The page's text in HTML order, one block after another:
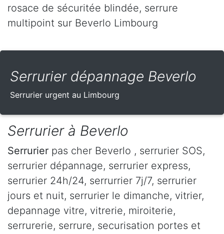
rosace de sécuritée blindée, serrure
multipoint sur Beverlo Limbourg
Serrurier dépannage Beverlo
Serrurier urgent au Limbourg
Serrurier à Beverlo
Serrurier pas cher Beverlo , serrurier SOS,
serrurier dépannage, serrurier express,
serrurier 24h/24, serrurrier 7j/7, serrurier
jours et nuit, serrurier le dimanche, vitrier,
depannage vitre, vitrerie, miroiterie,
serrurerie, serrure, securisation portes et